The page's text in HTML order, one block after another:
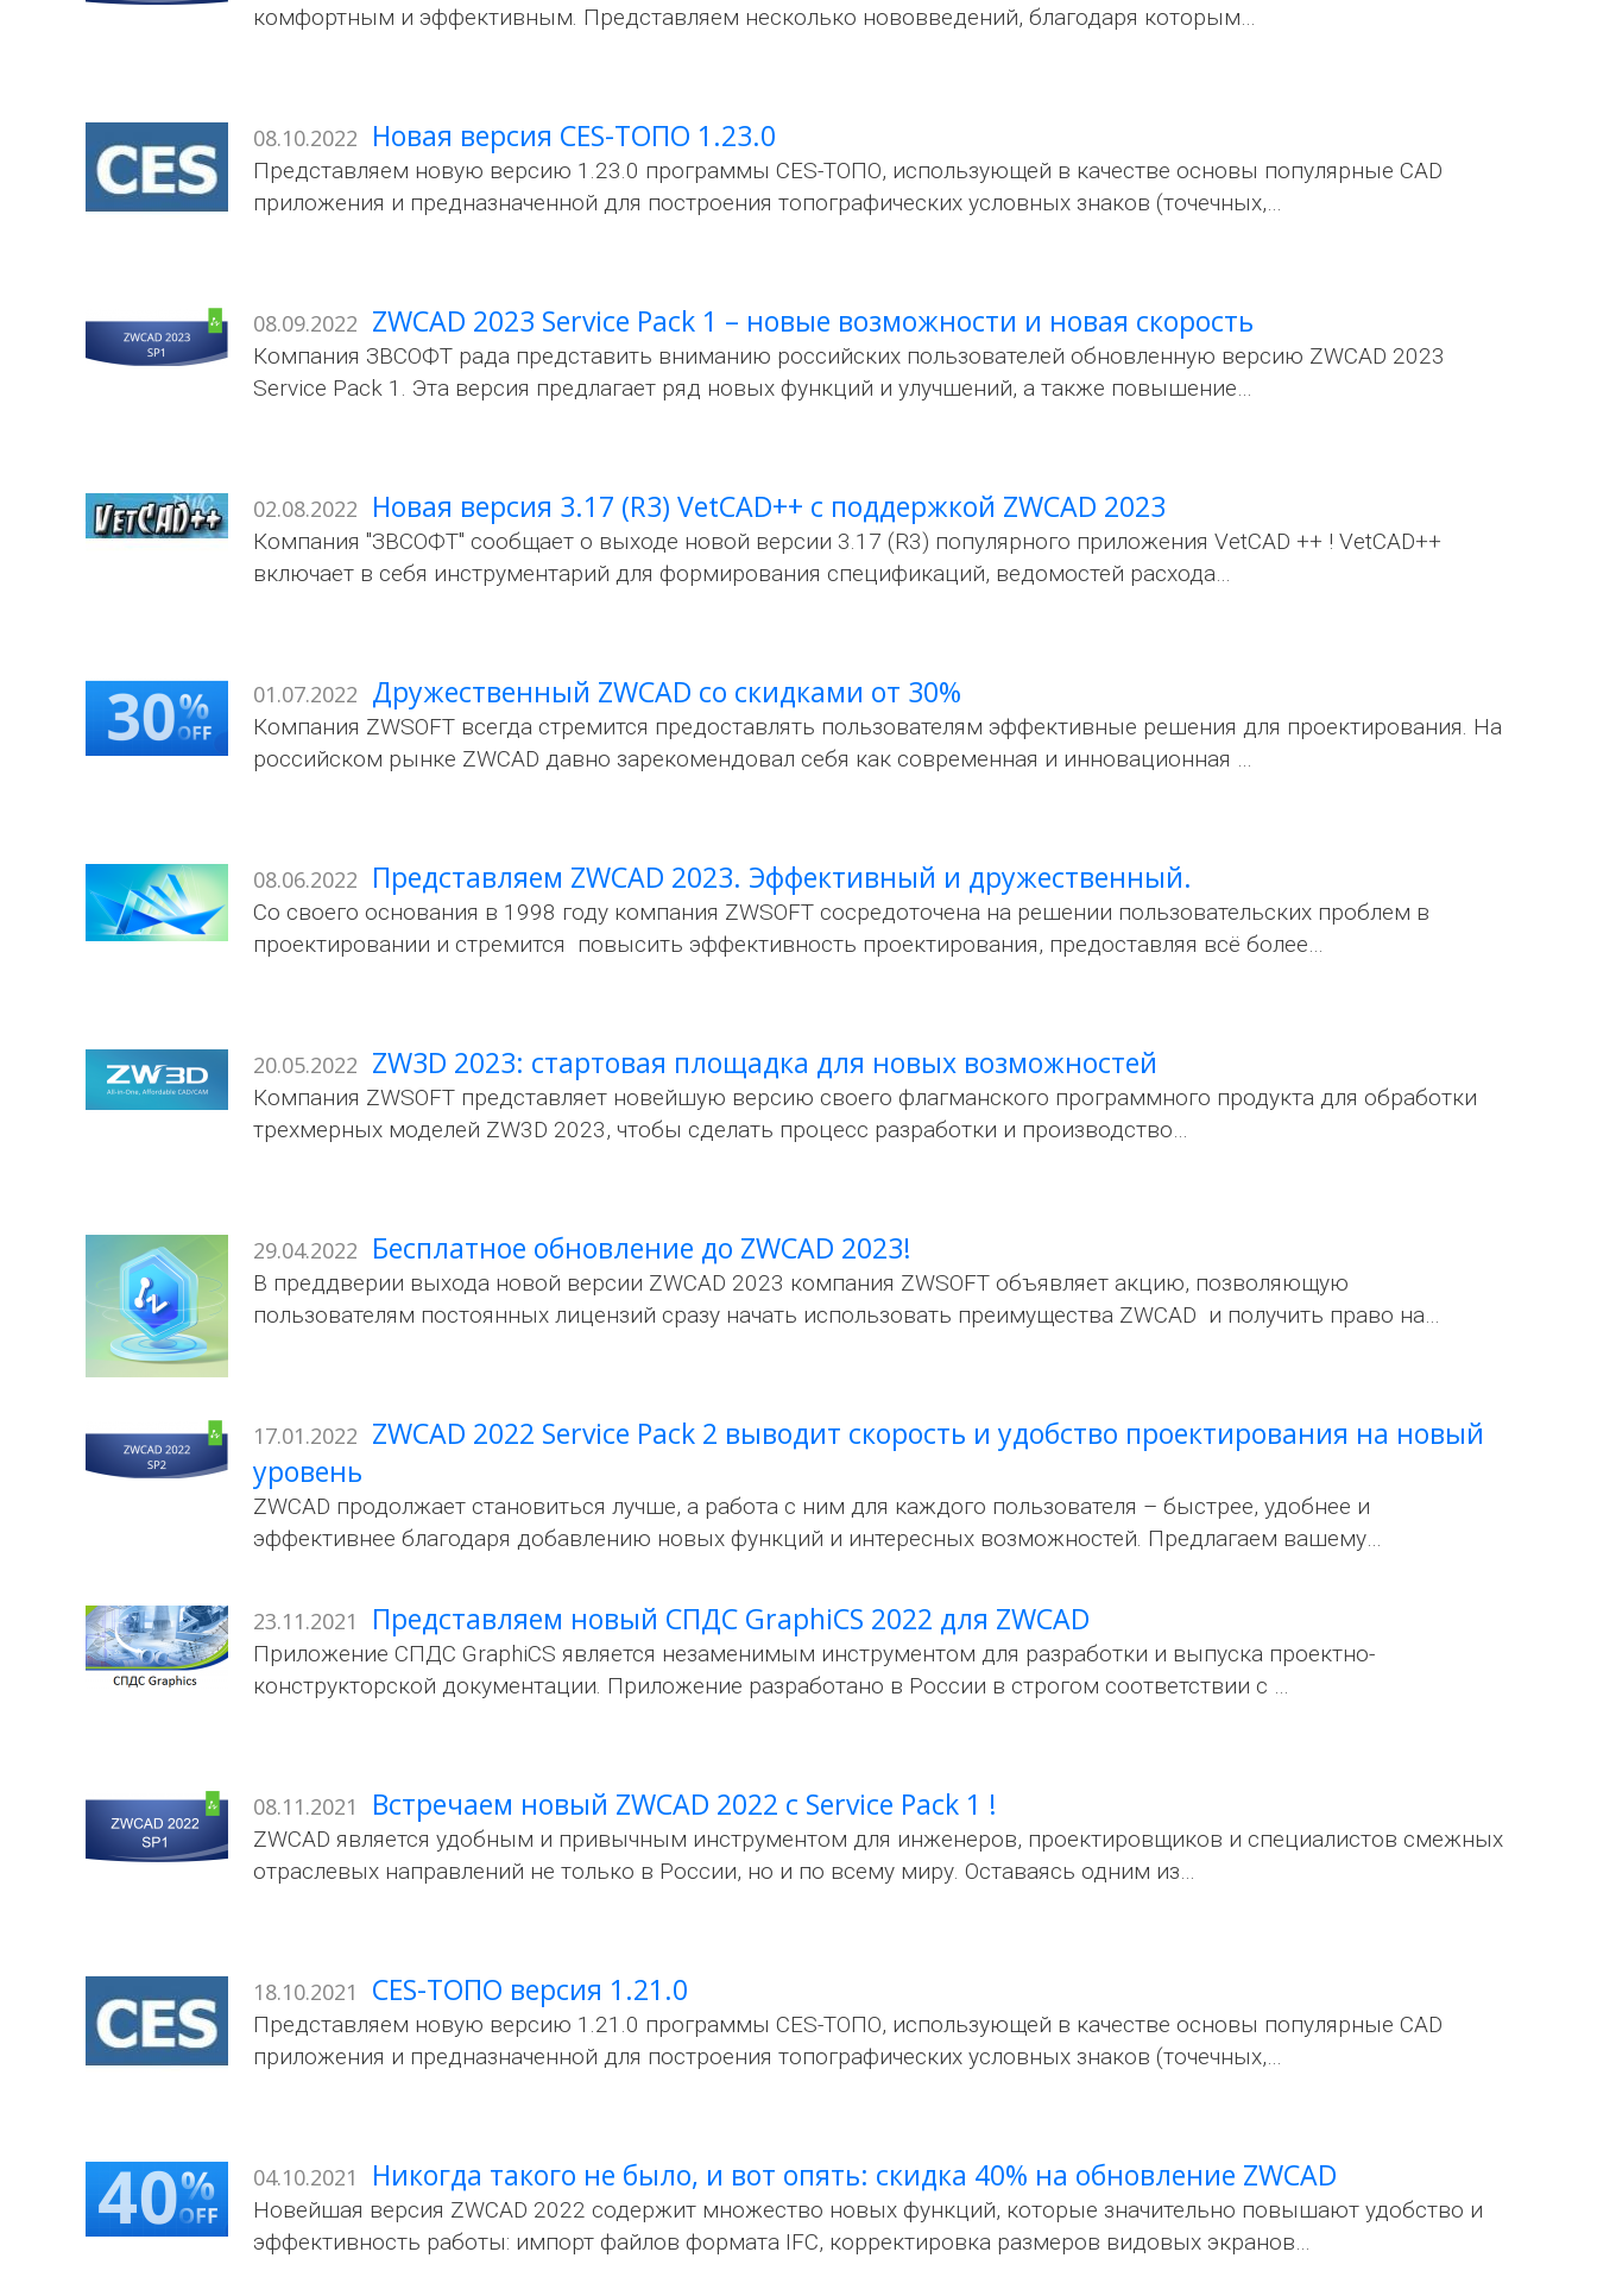
комфортным и эффективным. Представляем несколько нововведений, благодаря которым…
08.10.2022 Новая версия CES-ТОПО 1.23.0
Представляем новую версию 1.23.0 программы CES-ТОПО, использующей в качестве основы популярные CAD
приложения и предназначенной для построения топографических условных знаков (точечных,…
08.09.2022 ZWCAD 2023 Service Pack 1 – новые возможности и новая скорость
Компания ЗВСОФТ рада представить вниманию российских пользователей обновленную версию ZWCAD 2023
Service Pack 1. Эта версия предлагает ряд новых функций и улучшений, а также повышение…
02.08.2022 Новая версия 3.17 (R3) VetCAD++ c поддержкой ZWCAD 2023
Компания "ЗВСОФТ" сообщает о выходе новой версии 3.17 (R3) популярного приложения VetCAD ++ ! VetCAD++
включает в себя инструментарий для формирования спецификаций, ведомостей расхода…
01.07.2022 Дружественный ZWCAD со скидками от 30%
Компания ZWSOFT всегда стремится предоставлять пользователям эффективные решения для проектирования. На
российском рынке ZWCAD давно зарекомендовал себя как современная и инновационная …
08.06.2022 Представляем ZWCAD 2023. Эффективный и дружественный.
Со своего основания в 1998 году компания ZWSOFT сосредоточена на решении пользовательских проблем в
проектировании и стремится повысить эффективность проектирования, предоставляя всё более…
20.05.2022 ZW3D 2023: стартовая площадка для новых возможностей
Компания ZWSOFT представляет новейшую версию своего флагманского программного продукта для обработки
трехмерных моделей ZW3D 2023, чтобы сделать процесс разработки и производство…
29.04.2022 Бесплатное обновление до ZWCAD 2023!
В преддверии выхода новой версии ZWCAD 2023 компания ZWSOFT объявляет акцию, позволяющую
пользователям постоянных лицензий сразу начать использовать преимущества ZWCAD и получить право на…
17.01.2022 ZWCAD 2022 Service Pack 2 выводит скорость и удобство проектирования на новый
уровень
ZWCAD продолжает становиться лучше, а работа с ним для каждого пользователя – быстрее, удобнее и
эффективнее благодаря добавлению новых функций и интересных возможностей. Предлагаем вашему…
23.11.2021 Представляем новый СПДС GraphiCS 2022 для ZWCAD
Приложение СПДС GraphiCS является незаменимым инструментом для разработки и выпуска проектно-
конструкторской документации. Приложение разработано в России в строгом соответствии с …
08.11.2021 Встречаем новый ZWCAD 2022 с Service Pack 1 !
ZWCAD является удобным и привычным инструментом для инженеров, проектировщиков и специалистов смежных
отраслевых направлений не только в России, но и по всему миру. Оставаясь одним из…
18.10.2021 CES-ТОПО версия 1.21.0
Представляем новую версию 1.21.0 программы CES-ТОПО, использующей в качестве основы популярные CAD
приложения и предназначенной для построения топографических условных знаков (точечных,…
04.10.2021 Никогда такого не было, и вот опять: скидка 40% на обновление ZWCAD
Новейшая версия ZWCAD 2022 содержит множество новых функций, которые значительно повышают удобство и
эффективность работы: импорт файлов формата IFC, корректировка размеров видовых экранов…